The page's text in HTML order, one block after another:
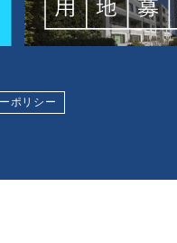
ポリシー